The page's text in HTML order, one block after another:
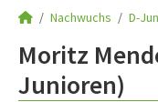
Nachwuchs D-
Moritz
Junioren)